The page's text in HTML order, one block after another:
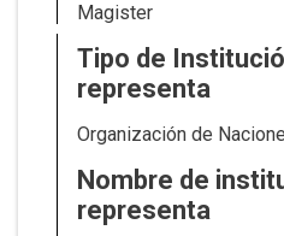
Magister
Tipo de
representa
Organización de
Nombre de
representa